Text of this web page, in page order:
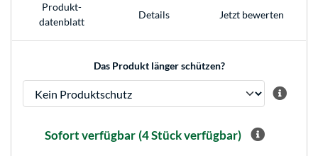
Produkt­
datenblatt
Details Jetzt bewerten
Das Produkt länger schützen?
Sofort verfügbar (4 Stück verfügbar)